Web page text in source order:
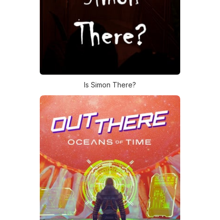
Is Simon There?